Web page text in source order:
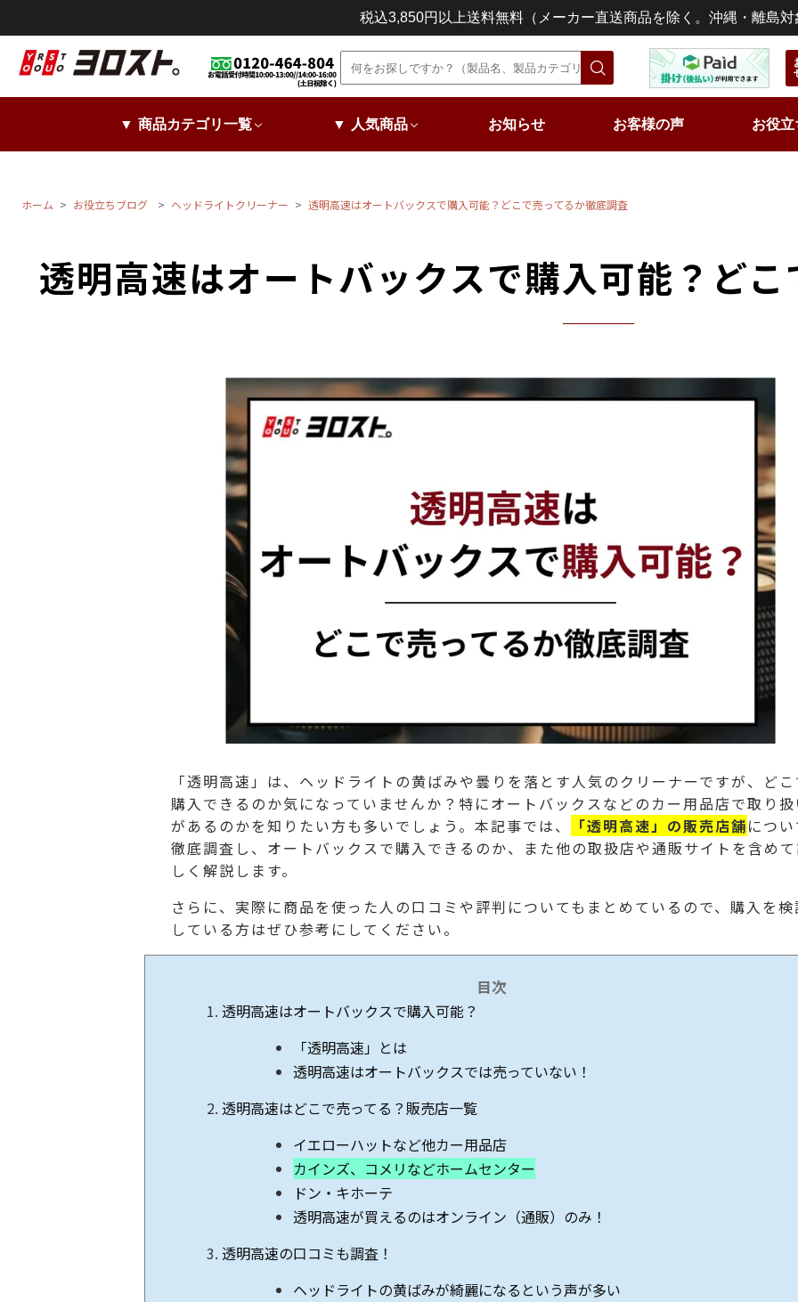
ツ
税込3,850円以上送料無料（メーカー直送商品を除く。沖縄・離島対
▼ 商品カテゴリ一覧 ▼ 人気商品 お知らせ お客様の声 お役
ホーム お役立ちブログ ヘッドライトクリーナー 透明高速はオートバックスで購入可能？どこで売ってるか徹底調査
透明高速はオートバックスで購入可能？ど
「透明高速」は、ヘッドライトの黄ばみや曇りを落とす人気のクリーナーですが、ど
購入できるのか気になっていませんか？特にオートバックスなどのカー用品店で取り
があるのかを知りたい方も多いでしょう。本記事では、
「透明高速」の販売店舗につ
徹底調査し、オートバックスで購入できるのか、また他の取扱店や通販サイトを含め
しく解説します。
さらに、実際に商品を使った人の口コミや評判についてもまとめているので、購入を
している方はぜひ参考にしてください。
目次
透明高速はオートバックスで購入可能？
「透明高速」とは
透明高速はオートバックスでは売っていない！
透明高速はどこで売ってる？販売店一覧
イエローハットなど他カー用品店
カインズ、コメリなどホームセンター
ドン・キホーテ
透明高速が買えるのはオンライン（通販）のみ！
透明高速の口コミも調査！
ヘッドライトの黄ばみが綺麗になるという声が多い